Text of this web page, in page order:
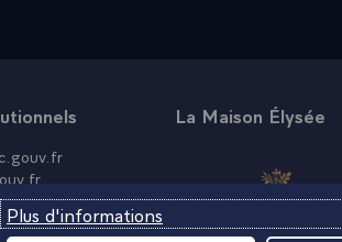
La Maison Élysée
Plus d'informations